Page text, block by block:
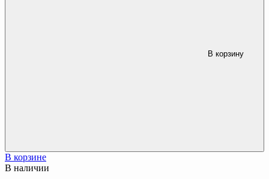
В корзину
В корзине
В наличии